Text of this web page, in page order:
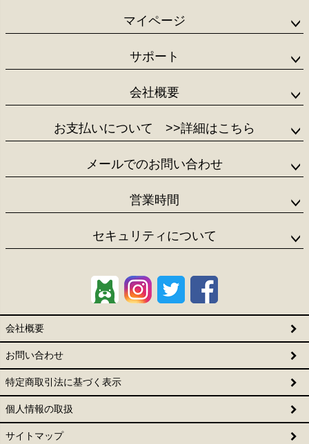
マイページ
サポート
会社概要
お支払いについて >>詳細はこちら
メールでのお問い合わせ
営業時間
セキュリティについて
会社概要
お問い合わせ
特定商取引法に基づく表示
個人情報の取扱
サイトマップ